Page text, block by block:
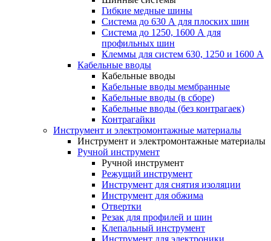
Гибкие медные шины
Система до 630 А для плоских шин
Система до 1250, 1600 А для
профильных шин
Клеммы для систем 630, 1250 и 1600 А
Кабельные вводы
Кабельные вводы
Кабельные вводы мембранные
Кабельные вводы (в сборе)
Кабельные вводы (без контрагаек)
Контрагайки
Инструмент и электромонтажные материалы
Инструмент и электромонтажные материалы
Ручной инструмент
Ручной инструмент
Режущий инструмент
Инструмент для снятия изоляции
Инструмент для обжима
Отвертки
Резак для профилей и шин
Клепальный инструмент
Инструмент для электроники